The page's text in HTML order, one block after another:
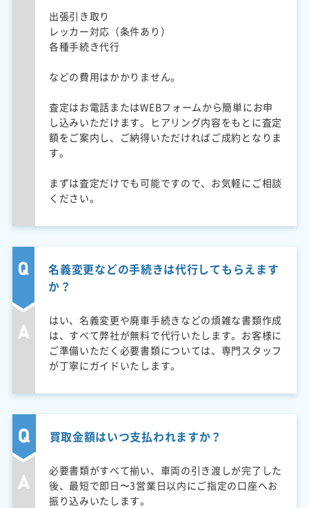
出張引き取り
レッカー対応（条件あり）
各種手続き代行
などの費用はかかりません。
査定はお電話またはWEBフォームから簡単にお申
し込みいただけます。ヒアリング内容をもとに査定
額をご案内し、ご納得いただければご成約となりま
す。
まずは査定だけでも可能ですので、お気軽にご相談
ください。
名義変更などの手続きは代行してもらえます
か？
はい、名義変更や廃車手続きなどの煩雑な書類作成
は、すべて弊社が無料で代行いたします。お客様に
ご準備いただく必要書類については、専門スタッフ
が丁寧にガイドいたします。
買取金額はいつ支払われますか？
必要書類がすべて揃い、車両の引き渡しが完了した
後、最短で即日〜3営業日以内にご指定の口座へお
振り込みいたします。